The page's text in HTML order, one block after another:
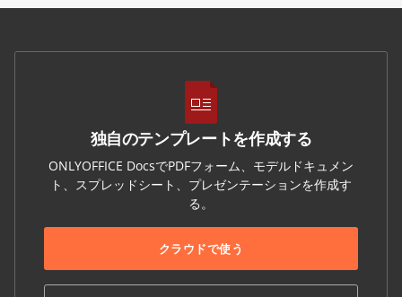
独自のテンプレートを作成する
ONLYOFFICE DocsでPDFフォーム、モデルドキュメン
ト、スプレッドシート、プレゼンテーションを作成す
る。
クラウドで使う